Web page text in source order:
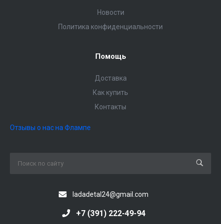
Новости
Политика конфиденциальности
Помощь
Доставка
Как купить
Контакты
Отзывы о нас на Флампе
ladadetal24@gmail.com
+7 (391) 222-49-94